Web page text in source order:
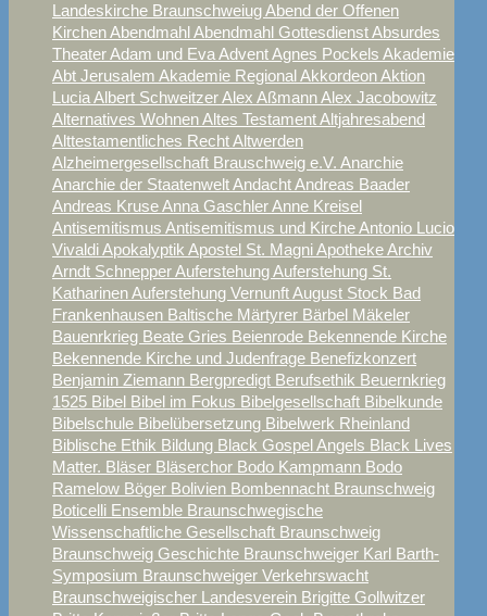
Landeskirche BraunschweiugAbend der Offenen
KirchenAbendmahlAbendmahl GottesdienstAbsurdes
TheaterAdam und EvaAdventAgnes Pockels Akademie
Abt Jerusalem Akademie RegionalAkkordeonAktion
LuciaAlbert SchweitzerAlex AßmannAlex Jacobowitz
Alternatives WohnenAltes TestamentAltjahresabend
Alttestamentliches RechtAltwerden
Alzheimergesellschaft Brauschweig e.V. Anarchie
Anarchie der StaatenweltAndachtAndreas Baader
Andreas KruseAnna GaschlerAnne Kreisel
Antisemitismus Antisemitismus und KircheAntonio Lucio
VivaldiApokalyptik Apostel St. MagniApothekeArchiv
Arndt SchnepperAuferstehungAuferstehung St.
KatharinenAuferstehung VernunftAugust Stock Bad
Frankenhausen Baltische Märtyrer Bärbel Mäkeler
Bauenrkrieg Beate Gries Beienrode Bekennende Kirche
Bekennende Kirche und Judenfrage Benefizkonzert
Benjamin Ziemann Bergpredigt Berufsethik Beuernkrieg
1525 Bibel Bibel im Fokus Bibelgesellschaft Bibelkunde
Bibelschule Bibelübersetzung Bibelwerk Rheinland
Biblische Ethik Bildung Black Gospel Angels Black Lives
Matter. Bläser Bläserchor Bodo Kampmann Bodo
Ramelow Böger Bolivien Bombennacht Braunschweig
Boticelli Ensemble Braunschwegische
Wissenschaftliche Gesellschaft Braunschweig
Braunschweig Geschichte Braunschweiger Karl Barth-
Symposium Braunschweiger Verkehrswacht
Braunschweigischer Landesverein Brigitte Gollwitzer